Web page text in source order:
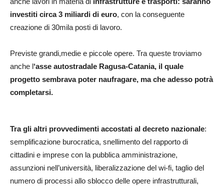
investiti circa 3 miliardi di euro, con la conseguente
creazione di 30mila posti di lavoro.
Previste grandi,medie e piccole opere. Tra queste troviamo
anche l‘asse autostradale Ragusa-Catania, il quale
progetto sembrava poter naufragare, ma che adesso potrà
completarsi.
Tra gli altri provvedimenti accostati al decreto nazionale:
semplificazione burocratica, snellimento del rapporto di
cittadini e imprese con la pubblica amministrazione,
assunzioni nell’università, liberalizzazione del wi-fi, taglio del
numero di processi allo sblocco delle opere infrastrutturali,